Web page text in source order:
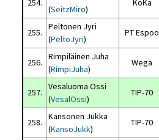
254.
(SeitzMiro)
KoKa
255.
Peltonen Jyri
(PeltoJyri)
PT Espoo
256.
Rimpiläinen Juha
(RimpiJuha)
Wega
257.
Vesaluoma Ossi
(VesalOssi)
TIP-70
258.
Kansonen Jukka
(KansoJukk)
TIP-70